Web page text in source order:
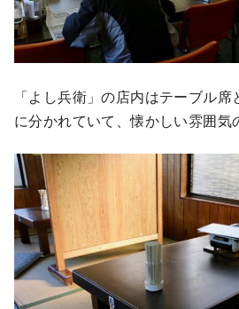
「よし兵衛」の店内はテーブル
に分かれていて、懐かしい雰囲気